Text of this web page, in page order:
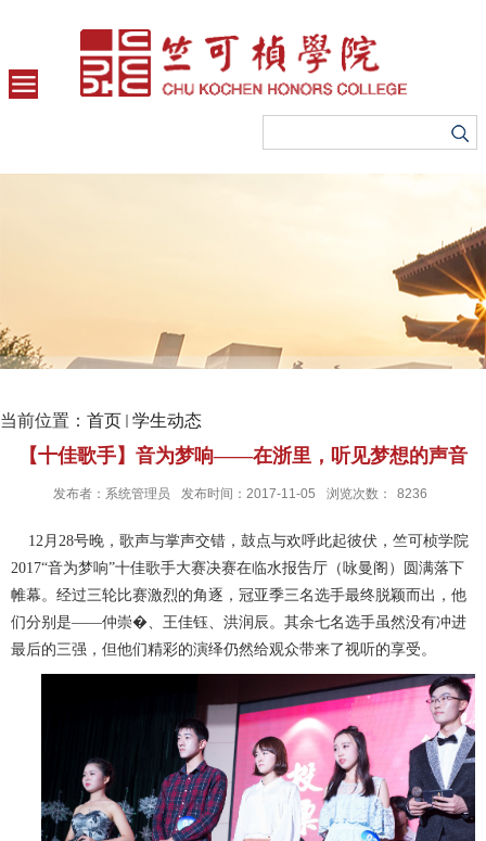
当前位置： 首页 学生动态
【十佳歌手】音为梦响――在浙里，听见梦想的声音
发布者：系统管理员 发布时间：2017-11-05 浏览次数： 8236
12月28号晚，歌声与掌声交错，鼓点与欢呼此起彼伏，竺可桢学院
2017“音为梦响”十佳歌手大赛决赛在临水报告厅（咏曼阁）圆满落下
帷幕。经过三轮比赛激烈的角逐，冠亚季三名选手最终脱颖而出，他
们分别是――仲崇�、王佳钰、洪润辰。其余七名选手虽然没有冲进
最后的三强，但他们精彩的演绎仍然给观众带来了视听的享受。